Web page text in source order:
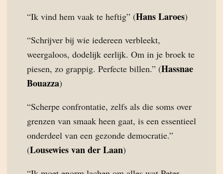
“Ik vind hem vaak te heftig” (Hans Laroes)
“Schrijver bij wie iedereen verbleekt,
weergaloos, dodelijk eerlijk. Om in je broek te
piesen, zo grappig. Perfecte billen.” (Hassnae
Bouazza)
“Scherpe confrontatie, zelfs als die soms over
grenzen van smaak heen gaat, is een essentieel
onderdeel van een gezonde democratie.”
(Lousewies van der Laan)